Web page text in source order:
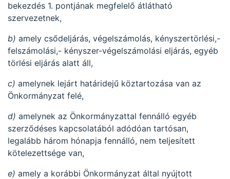
bekezdés 1. pontjának megfelelő átlátható
szervezetnek,
b) amely csődeljárás, végelszámolás, kényszertörlési,-
felszámolási,- kényszer-végelszámolási eljárás, egyéb
törlési eljárás alatt áll,
c) amelynek lejárt határidejű köztartozása van az
Önkormányzat felé,
d) amelynek az Önkormányzattal fennálló egyéb
szerződéses kapcsolatából adódóan tartósan,
legalább három hónapja fennálló, nem teljesített
kötelezettsége van,
e) amely a korábbi Önkormányzat által nyújtott